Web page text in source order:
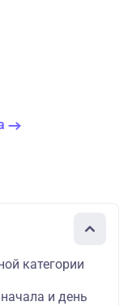
категории
и день